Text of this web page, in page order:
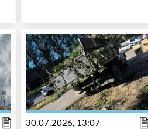
30.07.2026, 13:07